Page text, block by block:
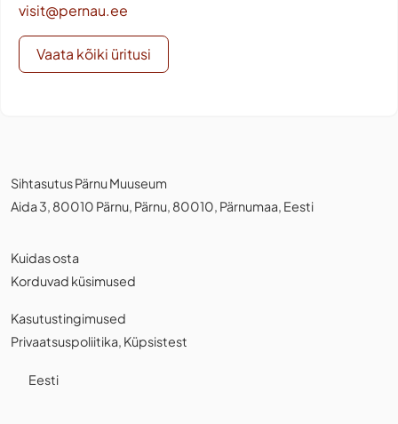
visit@pernau.ee
Vaata kõiki üritusi
Sihtasutus Pärnu Muuseum
Aida 3, 80010 Pärnu, Pärnu, 80010, Pärnumaa, Eesti
Kuidas osta
Korduvad küsimused
Kasutustingimused
Privaatsuspoliitika, Küpsistest
Eesti